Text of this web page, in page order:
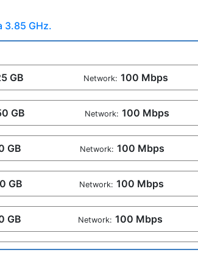
3.85 GHz.
GB Network: 100 Mbps
GB Network: 100 Mbps
GB Network: 100 Mbps
GB Network: 100 Mbps
GB Network: 100 Mbps